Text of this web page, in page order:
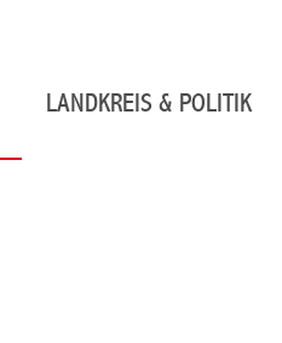
LANDKREIS & POLITIK